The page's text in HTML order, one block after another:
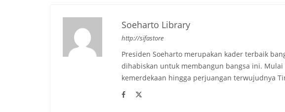
Soeharto Library
http://sifastore
Presiden Soeharto merupakan kader terbaik
dihabiskan untuk membangun bangsa ini.
kemerdekaan hingga perjuangan terwujudnya